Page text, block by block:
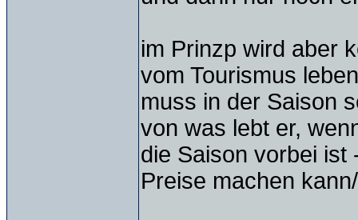
im Prinzp wird aber
vom Tourismus
muss in der Saison
von was lebt er,
die Saison vorbei ist
Preise machen